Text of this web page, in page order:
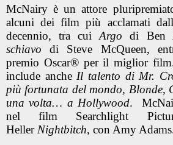
McNairy è un attore
alcuni dei film più acclamati
decennio, tra cuiArgo di Ben
schiavodi Steve McQueen,
premio Oscar® per il miglior
include anche Il talento di Mr.
più fortunata del mondo, Blonde,
una volta… a Hollywood.
nel film Searchlight
Heller Nightbitch, con Amy